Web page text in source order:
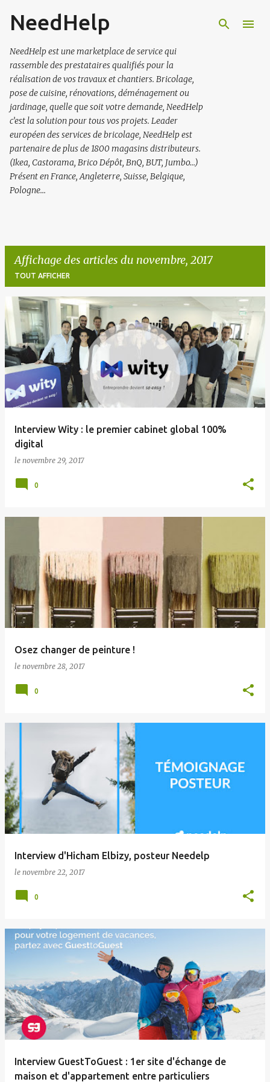
Accéder au contenu principal
NeedHelp
NeedHelp est une marketplace de service qui
rassemble des prestataires qualifiés pour la
réalisation de vos travaux et chantiers. Bricolage,
pose de cuisine, rénovations, déménagement ou
jardinage, quelle que soit votre demande, NeedHelp
c’est la solution pour tous vos projets. Leader
européen des services de bricolage, NeedHelp est
partenaire de plus de 1800 magasins distributeurs.
(Ikea, Castorama, Brico Dépôt, BnQ, BUT, Jumbo…)
Présent en France, Angleterre, Suisse, Belgique,
Pologne...
Affichage des articles du novembre, 2017
TOUT AFFICHER
A
r
t
c
Interview Wity : le premier cabinet global 100%
digital
le novembre 29, 2017
0
Osez changer de peinture !
le novembre 28, 2017
0
Interview d'Hicham Elbizy, posteur Needelp
le novembre 22, 2017
0
Interview GuestToGuest : 1er site d'échange de
maison et d'appartement entre particuliers